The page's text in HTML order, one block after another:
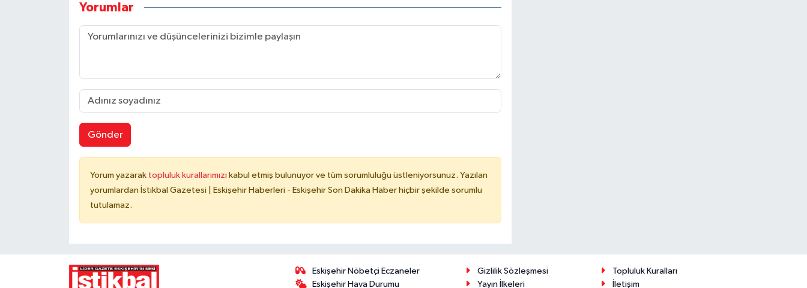
Yorumlar
Gönder
Yorum yazarak topluluk kurallarımızı kabul etmiş bulunuyor ve tüm sorumluluğu üstleniyorsunuz. Yazılan
yorumlardan İstikbal Gazetesi | Eskişehir Haberleri - Eskişehir Son Dakika Haber hiçbir şekilde sorumlu
tutulamaz.
Eskişehir Nöbetçi Eczaneler
Eskişehir Hava Durumu
Gizlilik Sözleşmesi
Topluluk Kuralları
Yayın İlkeleri
İletişim